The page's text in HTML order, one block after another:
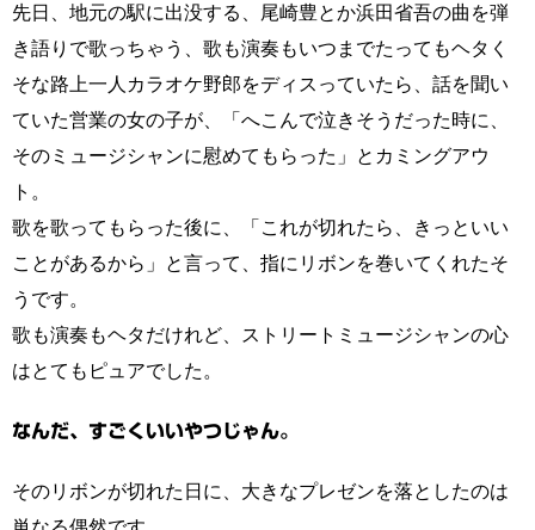
先日、地元の駅に出没する、尾崎豊とか浜田省吾の曲を弾
き語りで歌っちゃう、歌も演奏もいつまでたってもヘタく
そな路上一人カラオケ野郎をディスっていたら、話を聞い
ていた営業の女の子が、「へこんで泣きそうだった時に、
そのミュージシャンに慰めてもらった」とカミングアウ
ト。
歌を歌ってもらった後に、「これが切れたら、きっといい
ことがあるから」と言って、指にリボンを巻いてくれたそ
うです。
歌も演奏もヘタだけれど、ストリートミュージシャンの心
はとてもピュアでした。
なんだ、すごくいいやつじゃん。
そのリボンが切れた日に、大きなプレゼンを落としたのは